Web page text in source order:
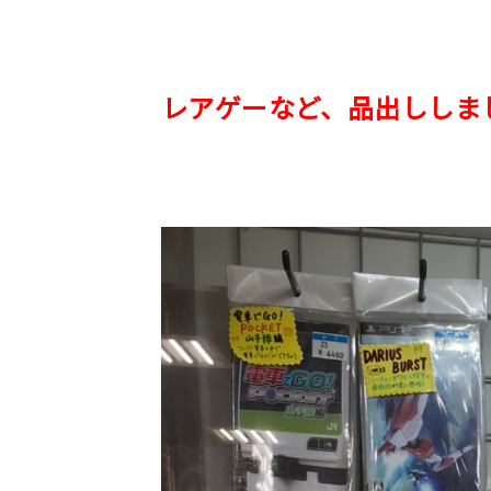
レアゲーなど、品出ししま